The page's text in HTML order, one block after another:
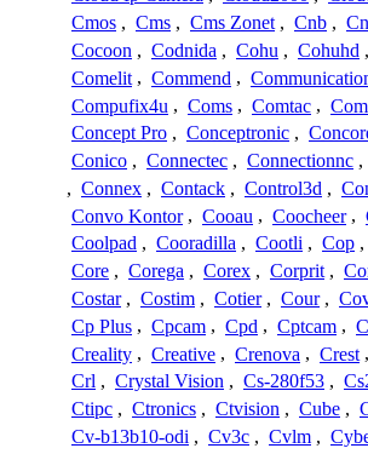
Cmos , Cms , Cms Zonet , Cnb ,
Cocoon , Codnida , Cohu , Cohuhd ,
Comelit , Commend ,
Compufix4u , Coms , Comtac ,
Concept Pro , Conceptronic ,
Conico , Connectec , Connectionnc ,
, Connex , Contack , Control3d ,
Convo Kontor , Cooau , Coocheer ,
Coolpad , Cooradilla , Cootli , Cop ,
Core , Corega , Corex , Corprit ,
Costar , Costim , Cotier , Cour ,
Cp Plus , Cpcam , Cpd , Cptcam ,
Creality , Creative , Crenova , Crest ,
Crl , Crystal Vision , Cs-280f53 ,
Ctipc , Ctronics , Ctvision , Cube ,
Cv-b13b10-odi , Cv3c , Cvlm ,